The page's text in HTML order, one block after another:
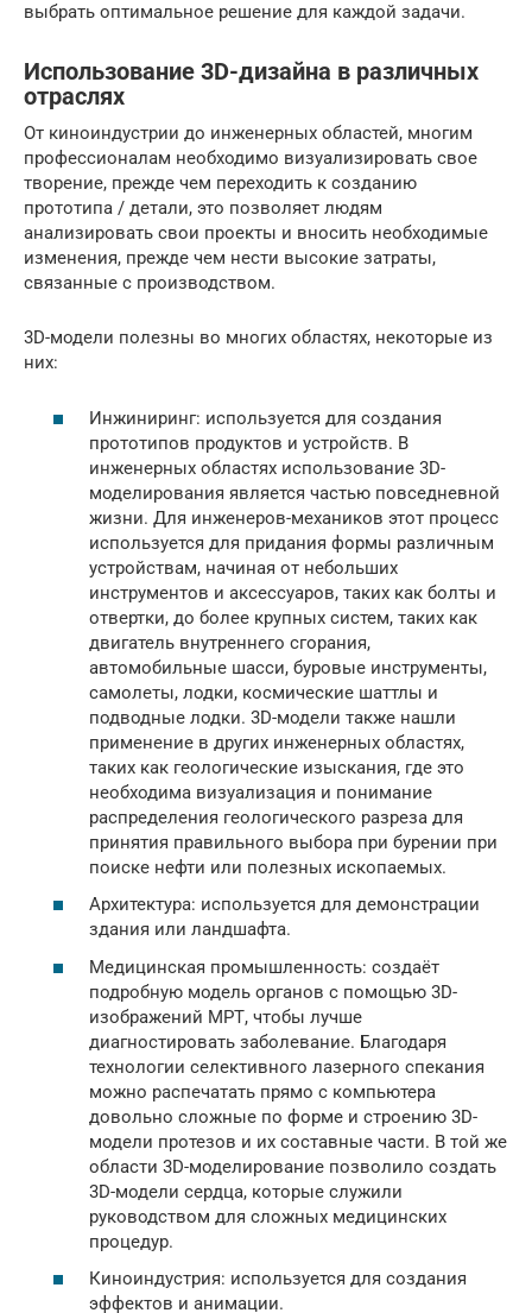
выбрать оптимальное решение для каждой задачи.
Использование 3D-дизайна в различных
отраслях
От киноиндустрии до инженерных областей, многим
профессионалам необходимо визуализировать свое
творение, прежде чем переходить к созданию
прототипа / детали, это позволяет людям
анализировать свои проекты и вносить необходимые
изменения, прежде чем нести высокие затраты,
связанные с производством.
3D-модели полезны во многих областях, некоторые из
них:
Инжиниринг: используется для создания
прототипов продуктов и устройств. В
инженерных областях использование 3D-
моделирования является частью повседневной
жизни. Для инженеров-механиков этот процесс
используется для придания формы различным
устройствам, начиная от небольших
инструментов и аксессуаров, таких как болты и
отвертки, до более крупных систем, таких как
двигатель внутреннего сгорания,
автомобильные шасси, буровые инструменты,
самолеты, лодки, космические шаттлы и
подводные лодки. 3D-модели также нашли
применение в других инженерных областях,
таких как геологические изыскания, где это
необходима визуализация и понимание
распределения геологического разреза для
принятия правильного выбора при бурении при
поиске нефти или полезных ископаемых.
Архитектура: используется для демонстрации
здания или ландшафта.
Медицинская промышленность: создаёт
подробную модель органов с помощью 3D-
изображений МРТ, чтобы лучше
диагностировать заболевание. Благодаря
технологии селективного лазерного спекания
можно распечатать прямо с компьютера
довольно сложные по форме и строению 3D-
модели протезов и их составные части. В той же
области 3D-моделирование позволило создать
3D-модели сердца, которые служили
руководством для сложных медицинских
процедур.
Киноиндустрия: используется для создания
эффектов и анимации.